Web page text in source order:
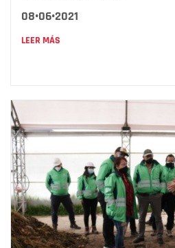
08•06•2021
LEER MÁS